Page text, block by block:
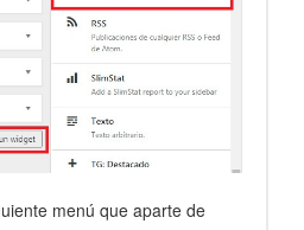
menú que aparte de